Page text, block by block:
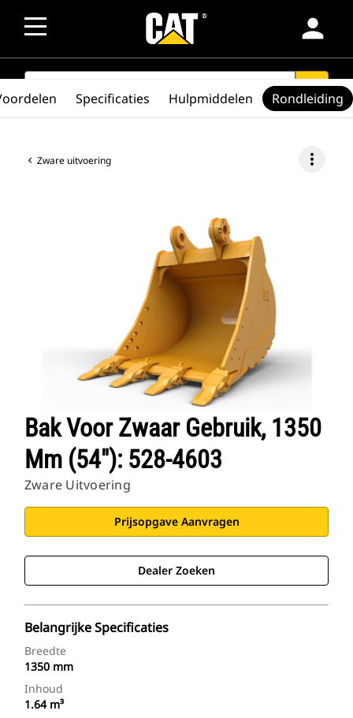
person
SEARCH search
Zware uitvoering more_vert
Bak Voor Zwaar Gebruik, 1350
Mm (54"): 528-4603
Zware Uitvoering
Prijsopgave Aanvragen
Dealer Zoeken
Belangrijke Specificaties
Breedte
1350 mm
Inhoud
1.64 m³
Specificaties Hulpmiddelen Rondleiding